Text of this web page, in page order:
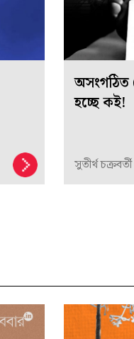
অসংগঠিত
হচ্ছে কই!
সুতীর্থ চক্রবর্তী